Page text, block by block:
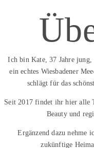
Ich bin Kate, 37 Jahre
ein echtes Wiesbadener
schlägt für das
Seit 2017 findet ihr hier alle
Beauty und
Ergänzend dazu nehme
zukünftige